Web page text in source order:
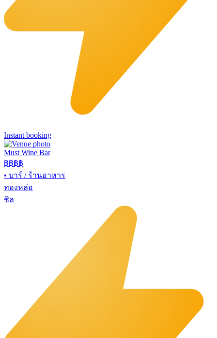
Instant booking
Must Wine Bar
฿฿฿฿
• บาร์ / ร้านอาหาร
ทองหล่อ
ชิล